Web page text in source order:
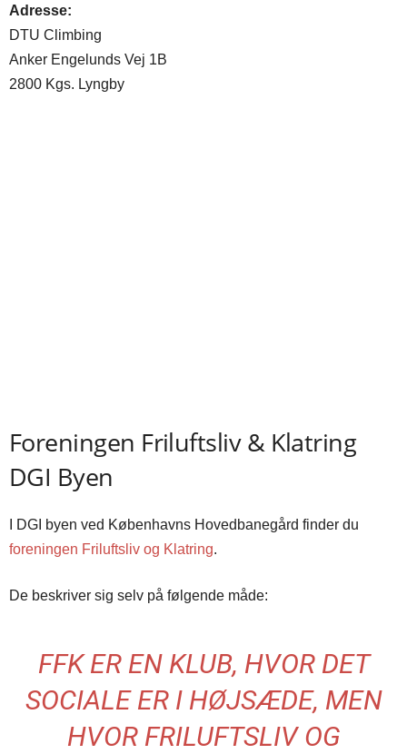
Adresse:
DTU Climbing
Anker Engelunds Vej 1B
2800 Kgs. Lyngby
Foreningen Friluftsliv & Klatring
DGI Byen
I DGI byen ved Københavns Hovedbanegård finder du
foreningen Friluftsliv og Klatring.
De beskriver sig selv på følgende måde:
FFK ER EN KLUB, HVOR DET
SOCIALE ER I HØJSÆDE, MEN
HVOR FRILUFTSLIV OG